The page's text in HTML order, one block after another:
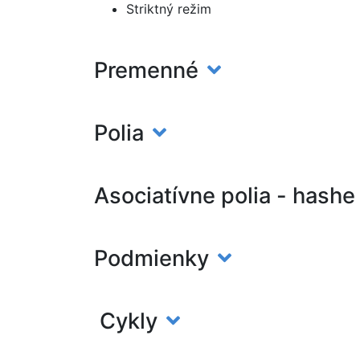
Striktný režim
Premenné
Polia
Asociatívne polia - hashe
Podmienky
Cykly